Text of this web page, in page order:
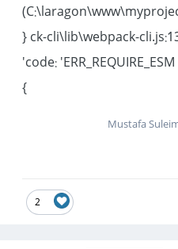
ck-cli\lib\webpack-
}
2